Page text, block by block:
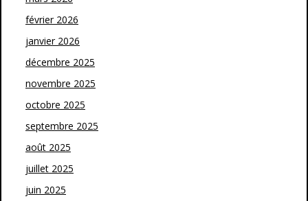
février 2026
janvier 2026
décembre 2025
novembre 2025
octobre 2025
septembre 2025
août 2025
juillet 2025
juin 2025